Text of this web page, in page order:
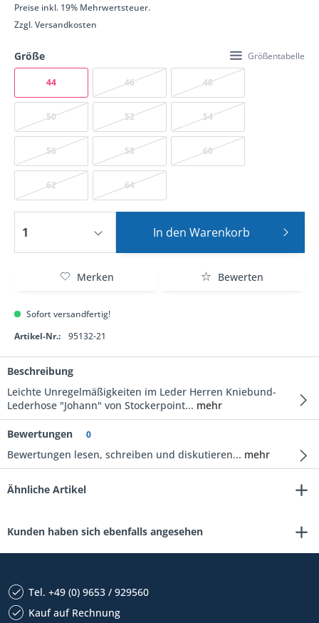
Preise inkl. 19% Mehrwertsteuer.
Zzgl.Versandkosten
Größe Größentabelle
44 46 48
50 52 54
56 58 60
62 64
In den Warenkorb
Merken Bewerten
Sofort versandfertig!
Artikel-Nr.:
95132-21
Beschreibung
Leichte Unregelmäßigkeiten im Leder Herren Kniebund-
Lederhose "Johann" von Stockerpoint... mehr
Bewertungen 0
Bewertungen lesen, schreiben und diskutieren... mehr
Ähnliche Artikel
Kunden haben sich ebenfalls angesehen
Tel. +49 (0) 9653 / 929560
Kauf auf Rechnung